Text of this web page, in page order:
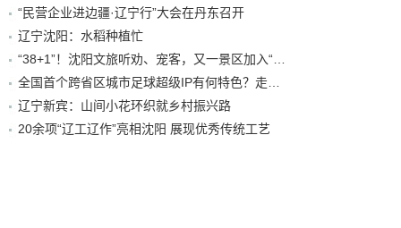
“民营企业进边疆·辽宁行”大会在丹东召开
辽宁沈阳：水稻种植忙
辽宁新宾：山间小花环织就乡村振兴路
20余项“辽工辽作”亮相沈阳 展现优秀传统工艺